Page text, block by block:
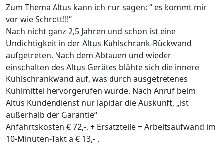
Zum Thema Altus kann ich nur sagen: “ es kommt mir
vor wie Schrott!!!“
Nach nicht ganz 2,5 Jahren und schon ist eine
Undichtigkeit in der Altus Kühlschrank-Rückwand
aufgetreten. Nach dem Abtauen und wieder
einschalten des Altus Gerätes blähte sich die innere
Kühlschrankwand auf, was durch ausgetretenes
Kühlmittel hervorgerufen wurde. Nach Anruf beim
Altus Kundendienst nur lapidar die Auskunft, „ist
außerhalb der Garantie“
Anfahrtskosten € 72,-, + Ersatzteile + Arbeitsaufwand im
10-Minuten-Takt a € 13,- .